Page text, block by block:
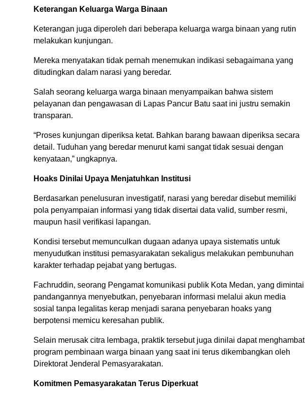
Keterangan Keluarga Warga Binaan
Keterangan juga diperoleh dari beberapa keluarga warga binaan yang rutin
melakukan kunjungan.
Mereka menyatakan tidak pernah menemukan indikasi sebagaimana yang
ditudingkan dalam narasi yang beredar.
Salah seorang keluarga warga binaan menyampaikan bahwa sistem
pelayanan dan pengawasan di Lapas Pancur Batu saat ini justru semakin
transparan.
“Proses kunjungan diperiksa ketat. Bahkan barang bawaan diperiksa secara
detail. Tuduhan yang beredar menurut kami sangat tidak sesuai dengan
kenyataan,” ungkapnya.
Hoaks Dinilai Upaya Menjatuhkan Institusi
Berdasarkan penelusuran investigatif, narasi yang beredar disebut memiliki
pola penyampaian informasi yang tidak disertai data valid, sumber resmi,
maupun hasil verifikasi lapangan.
Kondisi tersebut memunculkan dugaan adanya upaya sistematis untuk
menyudutkan institusi pemasyarakatan sekaligus melakukan pembunuhan
karakter terhadap pejabat yang bertugas.
Fachruddin, seorang Pengamat komunikasi publik Kota Medan, yang dimintai
pandangannya menyebutkan, penyebaran informasi melalui akun media
sosial tanpa legalitas kerap menjadi sarana penyebaran hoaks yang
berpotensi memicu keresahan publik.
Selain merusak citra lembaga, praktik tersebut juga dinilai dapat menghambat
program pembinaan warga binaan yang saat ini terus dikembangkan oleh
Direktorat Jenderal Pemasyarakatan.
Komitmen Pemasyarakatan Terus Diperkuat